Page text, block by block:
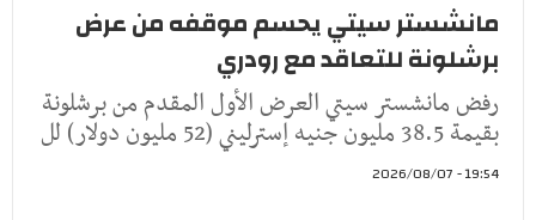
مانشستر سيتي يحسم موقفه من عرض
برشلونة للتعاقد مع رودري
رفض مانشستر سيتي العرض الأول المقدم من برشلونة
بقيمة 38.5 مليون جنيه إسترليني (52 مليون دولار) لل
19:54 - 2026/08/07